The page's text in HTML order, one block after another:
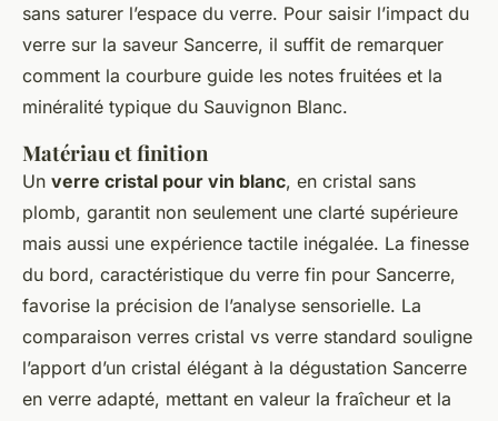
sans saturer l’espace du verre. Pour saisir l’impact du
verre sur la saveur Sancerre, il suffit de remarquer
comment la courbure guide les notes fruitées et la
minéralité typique du Sauvignon Blanc.
Matériau et finition
Un verre cristal pour vin blanc, en cristal sans
plomb, garantit non seulement une clarté supérieure
mais aussi une expérience tactile inégalée. La finesse
du bord, caractéristique du verre fin pour Sancerre,
favorise la précision de l’analyse sensorielle. La
comparaison verres cristal vs verre standard souligne
l’apport d’un cristal élégant à la dégustation Sancerre
en verre adapté, mettant en valeur la fraîcheur et la